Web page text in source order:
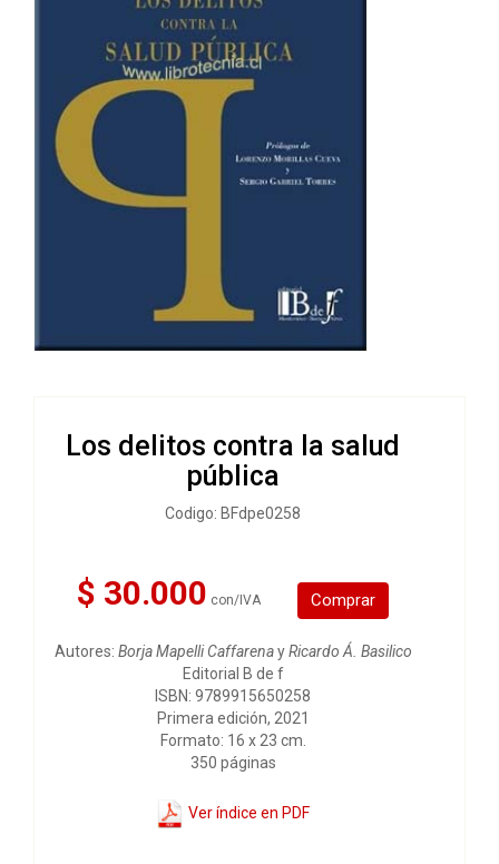
Los delitos contra la salud
pública
Codigo: BFdpe0258
$ 30.000 con/IVA Comprar
Autores: Borja Mapelli CaffarenayRicardo Á. Basilico
Editorial B de f
ISBN: 9789915650258
Primera edición, 2021
Formato: 16 x 23 cm.
350 páginas
Ver índice en PDF